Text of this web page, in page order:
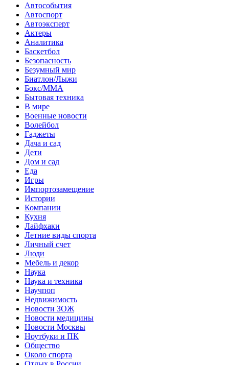
Автособытия
Автоспорт
Автоэксперт
Актеры
Аналитика
Баскетбол
Безопасность
Безумный мир
Биатлон/Лыжи
Бокс/MMA
Бытовая техника
В мире
Военные новости
Волейбол
Гаджеты
Дача и сад
Дети
Дом и сад
Еда
Игры
Импортозамещение
Истории
Компании
Кухня
Лайфхаки
Летние виды спорта
Личный счет
Люди
Мебель и декор
Наука
Наука и техника
Научпоп
Недвижимость
Новости ЗОЖ
Новости медицины
Новости Москвы
Ноутбуки и ПК
Общество
Около спорта